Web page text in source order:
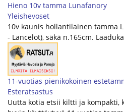
Hieno 10v tamma Lunafanory
Yleishevoset
10v kaunis hollantilainen tamma
- Lancelot), säkä n.165cm.
11-vuotias pienikokoinen
Esteratsastus
Uutta kotia etsii kiltti ja kompakti,